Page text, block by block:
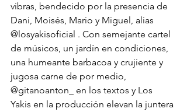
vibras, bendecido por la presencia de
Dani, Moisés, Mario y Miguel, alias
@losyakisoficial . Con semejante cartel
de músicos, un jardín en condiciones,
una humeante barbacoa y crujiente y
jugosa carne de por medio,
@gitanoanton_
en los textos y Los
Yakis en la producción elevan la juntera